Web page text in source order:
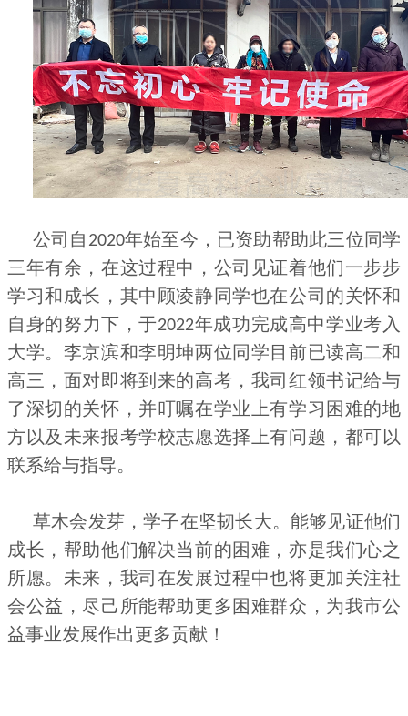
公司自 2020年始至今，已资助帮助此三位同学
三年有余，在这过程中，公司见证着他们一步步
学习和成长，其中顾凌静同学也在公司的关怀和
自身的努力下，于2022年成功完成高中学业考入
大学。李京滨和李明坤两位同学目前已读高二和
高三，面对即将到来的高考，我司红领书记给与
了深切的关怀，并叮嘱在学业上有学习困难的地
方以及未来报考学校志愿选择上有问题，都可以
联系给与指导。
草木会发芽，学子在坚韧长大。能够见证他们
成长，帮助他们解决当前的困难，亦是我们心之
所愿。未来，我司在发展过程中也将更加关注社
会公益，尽己所能帮助更多困难群众，为我市公
益事业发展作出更多贡献！